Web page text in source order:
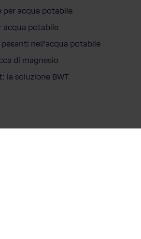
per acqua potabile
acqua potabile
nell'acqua potabile
di magnesio
la soluzione BWT